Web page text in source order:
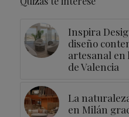
Inspira
diseño
artesanal en
de Valencia
La
en Milán